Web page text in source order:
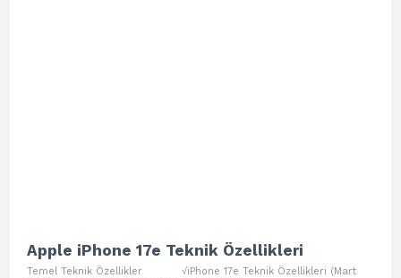
Apple iPhone 17e Teknik Özellikleri
Temel Teknik Özellikler √iPhone 17e Teknik Özellikleri (Mart